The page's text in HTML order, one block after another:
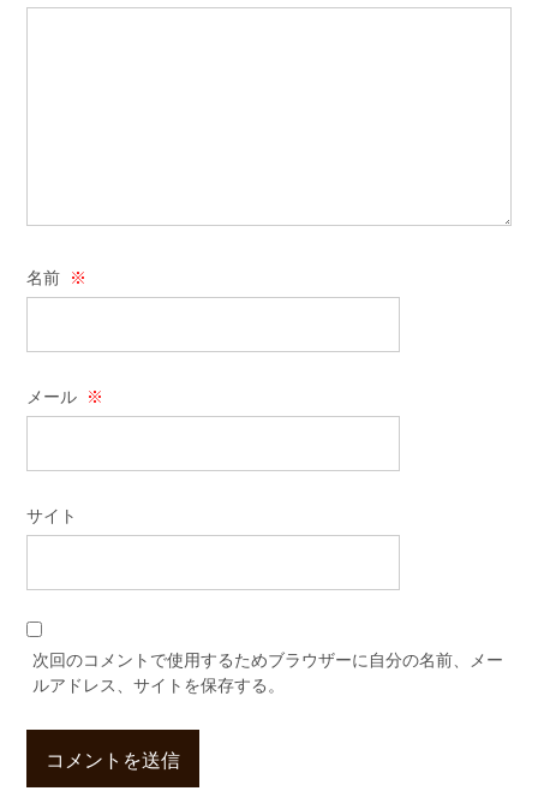
名前 ※
メール ※
サイト
次回のコメントで使用するためブラウザーに自分の名前、メー
ルアドレス、サイトを保存する。